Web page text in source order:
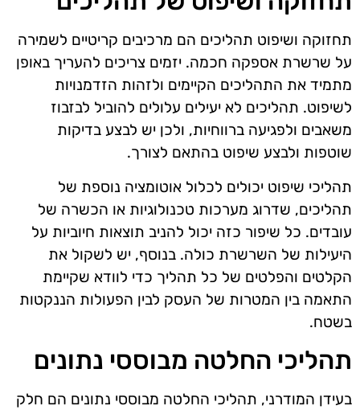
תחזוקה ושיפוט תהליכים הם מרכיבים קריטיים לשמירה
על שרשרת אספקה חכמה. יזמים צריכים להעריך באופן
מתמיד את התהליכים הקיימים ולזהות הזדמנויות
לשיפוט. תהליכים לא יעילים עלולים להוביל לבזבוז
משאבים ולפגיעה ברווחיות, ולכן יש לבצע בדיקות
שוטפות ולבצע שיפוט בהתאם לצורך.
תהליכי שיפוט יכולים לכלול אוטומציה נוספת של
תהליכים, שדרוג מערכות טכנולוגיות או הכשרה של
עובדים. כל שיפור כזה יכול להניב תוצאות חיוביות על
היעילות של השרשרת כולה. בנוסף, יש לשקול את
הקלטים והפלטים של כל תהליך כדי לוודא שקיימת
התאמה בין המטרות של העסק לבין הפעולות הננקטות
בשטח.
תהליכי החלטה מבוססי נתונים
בעידן המודרני, תהליכי החלטה מבוססי נתונים הם חלק